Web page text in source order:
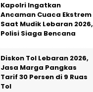
Kapolri Ingatkan
Ancaman Cuaca Ekstrem
Saat Mudik Lebaran 2026,
Polisi Siaga Bencana
Diskon Tol Lebaran 2026,
Jasa Marga Pangkas
Tarif 30 Persen di 9 Ruas
Tol